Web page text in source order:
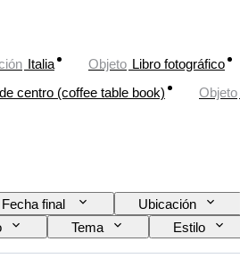
Italia Objeto Libro fotográfico
centro (coffee table book) Objeto
Fecha final Ubicación
Tema Estilo
Era Original / réplica